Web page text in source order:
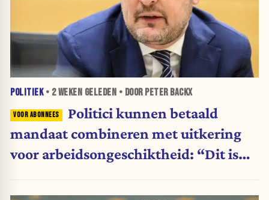
POLITIEK• 2 WEKEN GELEDEN • DOOR PETER BACKX
Politici kunnen betaald
mandaat combineren met uitkering
voor arbeidsongeschiktheid: “Dit is